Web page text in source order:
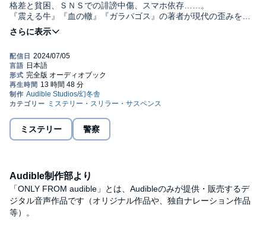
格差と貧困、ＳＮＳでの誹謗中傷、スマホ依存……。
『震える牛』『血の轍』『ガラパゴス』の著者が現代の歪みを露
わにする社会派警察ミステリ
２１歳の理子は金銭面で厳しい生活を送ってきたが、ある女性と
評価を受け、新規の店を任されることになった。充実した暮らし
ぶりをＳＮＳにアップロードする一方で、その飛躍を妬む者も増
えていく。百貨店で閑職に追いやられ、しまいには墓穴を掘って
クビになった小島もその一人だ。そんななか、世間では無差別殺
人事件が立て続けに起きる。模倣犯なのか。警視庁サイバー犯罪
気づく。折しも、小島の理子への嫉妬心はやがて殺意に変わって
いって――。©HIDEO AIBA, GENTOSHA 2023 (P)2024 Audible,
ミステリー 警察
Audible制作部より
「ONLY FROM audible」とは、Audibleのみが提供・販売するデ
ジタル音声作品です（オリジナル作品や、独自ナレーション作品
等）。